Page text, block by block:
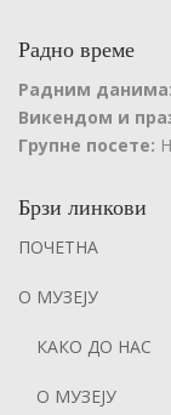
Радно време
Радним данима
Викендом и
Групне посете:
Брзи линкови
ПОЧЕТНА
О МУЗЕЈУ
КАКО ДО НАС
О МУЗЕЈУ